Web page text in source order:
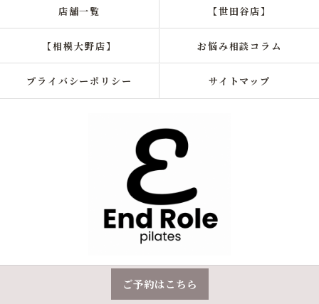
ご予約はこちら
店舗一覧 【世田谷店】
【相模大野店】 お悩み相談コラム
プライバシーポリシー サイトマップ
© 2026 理学療法士監修！！姿勢改善専門ピラティスならEnd Role ALL RIGHTS
RESERVED.